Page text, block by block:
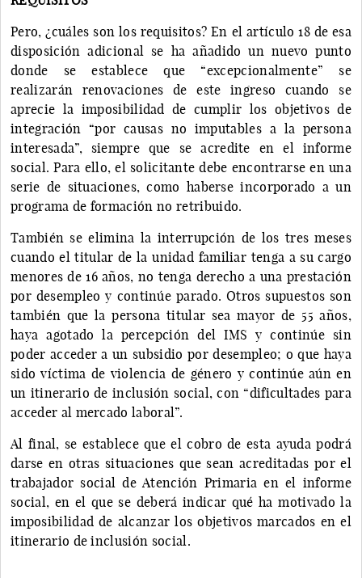
Pero, ¿cuáles son los requisitos? En el artículo 18 de esa
disposición adicional se ha añadido un nuevo punto
donde se establece que “excepcionalmente” se
realizarán renovaciones de este ingreso cuando se
aprecie la imposibilidad de cumplir los objetivos de
integración “por causas no imputables a la persona
interesada”, siempre que se acredite en el informe
social. Para ello, el solicitante debe encontrarse en una
serie de situaciones, como haberse incorporado a un
programa de formación no retribuido.
También se elimina la interrupción de los tres meses
cuando el titular de la unidad familiar tenga a su cargo
menores de 16 años, no tenga derecho a una prestación
por desempleo y continúe parado. Otros supuestos son
también que la persona titular sea mayor de 55 años,
haya agotado la percepción del IMS y continúe sin
poder acceder a un subsidio por desempleo; o que haya
sido víctima de violencia de género y continúe aún en
un itinerario de inclusión social, con “dificultades para
acceder al mercado laboral”.
Al final, se establece que el cobro de esta ayuda podrá
darse en otras situaciones que sean acreditadas por el
trabajador social de Atención Primaria en el informe
social, en el que se deberá indicar qué ha motivado la
imposibilidad de alcanzar los objetivos marcados en el
itinerario de inclusión social.